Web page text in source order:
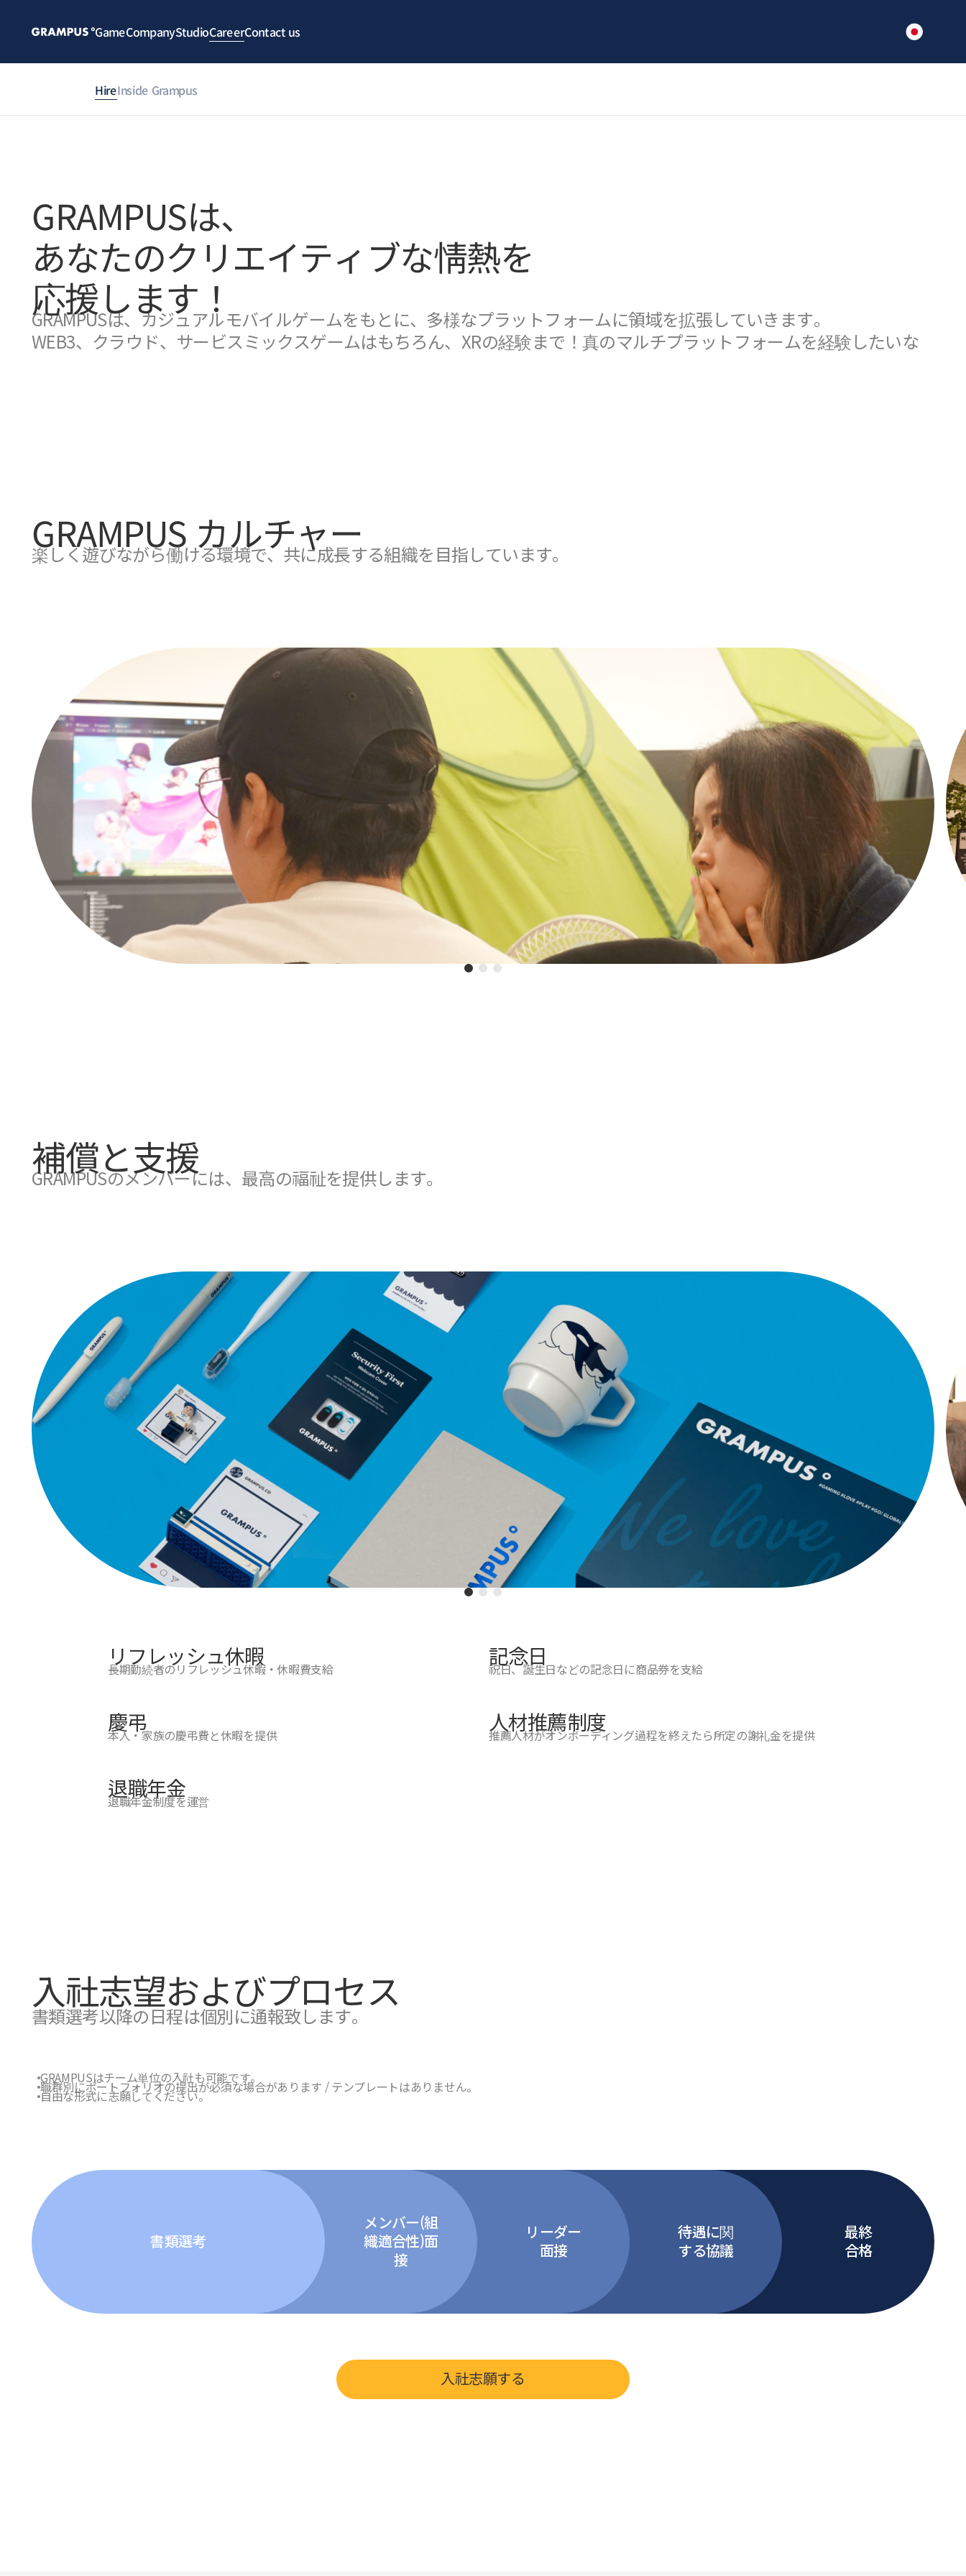
GameCompanyStudioCareer
HireInside Grampus
Contact us
GRAMPUSは、
あなたのクリエイティブな情熱を
応援します！
GRAMPUSは、カジュアルモバイルゲームをもとに、多様なプラットフォームに領域を拡張していきます。
WEB3、クラウド、サービスミックスゲームはもちろん、XRの経験まで！真のマルチプラットフォームを経験したいな
GRAMPUS カルチャー
楽しく遊びながら働ける環境で、共に成長する組織を目指しています。
補償と支援
GRAMPUSのメンバーには、最高の福祉を提供します。
リフレッシュ休暇
長期勤続者のリフレッシュ休暇・休暇費支給 記念日
祝日、誕生日などの記念日に商品券を支給
慶弔
本人・家族の慶弔費と休暇を提供 人材推薦制度
推薦人材がオンボーディング過程を終えたら所定の謝礼金を提供
退職年金
退職年金制度を運営
入社志望およびプロセス
書類選考以降の日程は個別に通報致します。
GRAMPUSはチーム単位の入社も可能です。
職群別にポートフォリオの提出が必須な場合があります / テンプレートはありません。
自由な形式に志願してください。
書類選考
メンバー(組
織適合性)面
接
リーダー
面接
待遇に関
する協議
最終
合格
入社志願する